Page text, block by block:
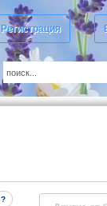
Регистрация
?